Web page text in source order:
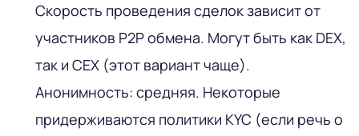
Скорость проведения сделок зависит от
участников P2P обмена. Могут быть как DEX,
так и CEX (этот вариант чаще).
Анонимность: средняя. Некоторые
придерживаются политики KYC (если речь о